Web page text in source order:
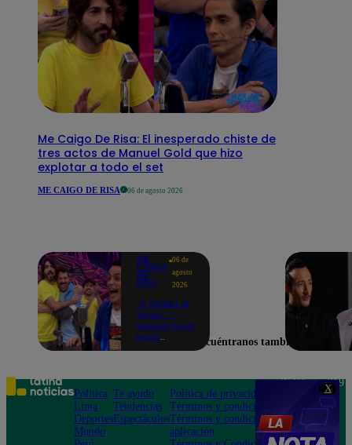
X
Me Caigo De Risa: El inesperado chiste de
tres actos de Manuel Gold que hizo
explotar a todo el set
ME CAIGO DE RISA 06 de agosto 2026
ME
CAIGO
DE
RISA
06 de
agosto
2026
"A Peláez le
dicen...":
Manuel Gold
hace
de contar el
chiste
Encuéntranos también en
Política
Lima
Deportes
Mundo
Te ayudo
Tendencias
Espectáculos
Política de privacidad
Términos y condiciones
Términos y condiciones
aplicación
Teléfono: 219
Av. San
Felipe 968
Jesús María